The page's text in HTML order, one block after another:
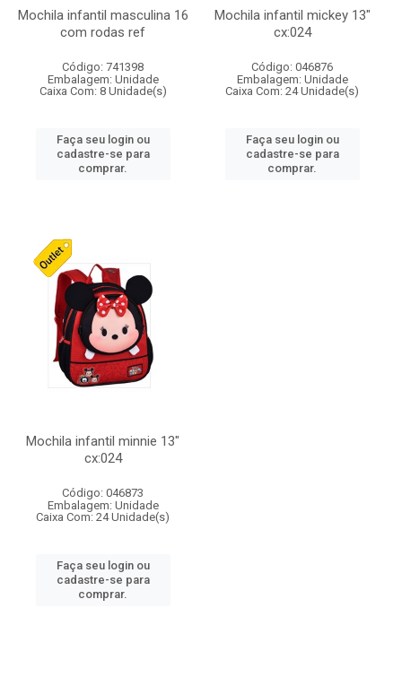
Mochila infantil masculina 16
com rodas ref
Código: 741398
Embalagem: Unidade
Caixa Com: 8 Unidade(s)
Faça seu login ou
cadastre-se para
comprar.
Mochila infantil mickey 13"
cx:024
Código: 046876
Embalagem: Unidade
Caixa Com: 24 Unidade(s)
Faça seu login ou
cadastre-se para
comprar.
Mochila infantil minnie 13"
cx:024
Código: 046873
Embalagem: Unidade
Caixa Com: 24 Unidade(s)
Faça seu login ou
cadastre-se para
comprar.